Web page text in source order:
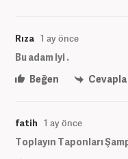
Rıza 1 ay önce
Bu adam iyi .
Beğen
Cevapla
fatih 1 ay önce
Toplayın Taponları